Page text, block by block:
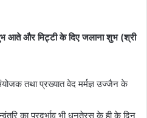
आते और मिट्टी के दिए जलाना शुभ (श्री
तथा प्रख्यात वेद मर्मज्ञ उज्जैन के
का प्रदूर्भाव भी धनतेरस के ही के दिन